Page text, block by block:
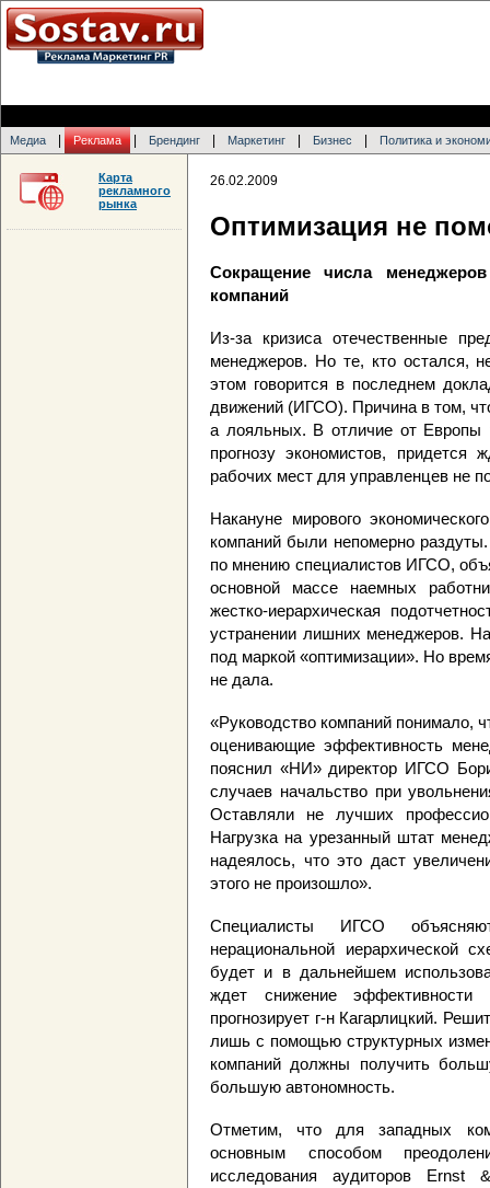
Медиа Реклама Брендинг Маркетинг Бизнес Политика и
26.02.2009
Оптимизация не
Сокращение числа
компаний
Из-за кризиса отечественные
менеджеров. Но те, кто остался,
этом говорится в последнем
движений (ИГСО). Причина в том,
а лояльных. В отличие от Европы
прогнозу экономистов,
рабочих мест для управленцев не
Накануне мирового
компаний были непомерно
по мнению специалистов ИГСО,
основной массе наемных
жестко-иерархическая
устранении лишних менеджеров.
под маркой «оптимизации». Но
не дала.
«Руководство компаний понимало,
оценивающие эффективность
пояснил «НИ» директор ИГСО
случаев начальство при
Оставляли не лучших
Нагрузка на урезанный штат
надеялось, что это даст
этого не произошло».
Специалисты ИГСО
нерациональной иерархической
будет и в дальнейшем
ждет снижение
прогнозирует г-н Кагарлицкий.
лишь с помощью структурных
компаний должны получить
большую автономность.
Отметим, что для западных
основным способом
исследования аудиторов Ernst
Карта
рекламного
рынка